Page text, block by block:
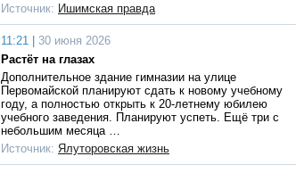
Источник: Ишимская правда
11:21 |
30 июня 2026
Растёт на глазах
Дополнительное здание гимназии на улице
Первомайской планируют сдать к новому учебному
году, а полностью открыть к 20-летнему юбилею
учебного заведения. Планируют успеть. Ещё три с
небольшим месяца …
Источник: Ялуторовская жизнь